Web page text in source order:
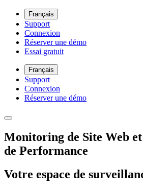
Français
Support
Connexion
Réserver une démo
Essai gratuit
Français
Support
Connexion
Réserver une démo
Monitoring de Site Web
de Performance
Votre espace de